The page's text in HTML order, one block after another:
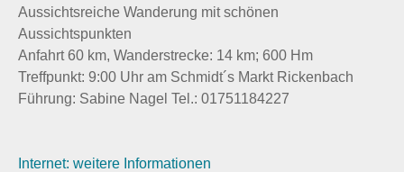
Aussichtsreiche Wanderung mit schönen
Aussichtspunkten
Anfahrt 60 km, Wanderstrecke: 14 km; 600 Hm
Treffpunkt: 9:00 Uhr am Schmidt´s Markt Rickenbach
Führung: Sabine Nagel Tel.: 01751184227
Internet: weitere Informationen